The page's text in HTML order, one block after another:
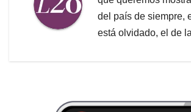
del país de siempre,
está olvidado, el de